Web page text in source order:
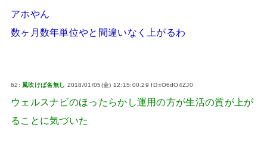
アホやん
数ヶ月数年単位やと間違いなく上がるわ
62: 風吹けば名無し 2018/01/05(金) 12:15:00.29 ID:tO6dO4ZJ0
ウェルスナビのほったらかし運用の方が生活の質が上が
ることに気づいた